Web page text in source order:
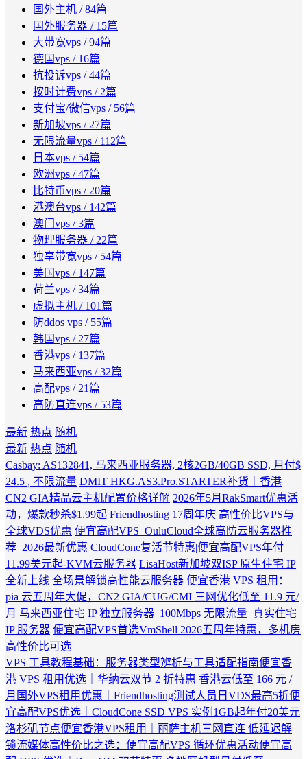
国外主机 / 84篇
国外服务器 / 15篇
大带宽vps / 94篇
德国vps / 16篇
抗投诉vps / 44篇
按时计费vps / 2篇
支付宝/微信vps / 56篇
新加坡vps / 27篇
无限流量vps / 112篇
日本vps / 54篇
欧洲vps / 47篇
比特币vps / 20篇
港澳台vps / 142篇
澳门vps / 3篇
物理服务器 / 22篇
独享带宽vps / 54篇
美国vps / 147篇
荷兰vps / 34篇
虚拟主机 / 101篇
防ddos vps / 55篇
韩国vps / 27篇
香港vps / 137篇
马来西亚vps / 32篇
高配vps / 21篇
高防直连vps / 53篇
最新 热点 随机
最新 热点 随机
Casbay: AS132841, 马来西亚服务器, 2核2GB/40GB SSD, 月付$
24.5 , 不限流量 DMIT HKG.AS3.Pro.STARTER补货｜香港
CN2 GIA精品云主机配置价格详解 2026年5月RakSmart优惠活
动，爆款秒杀$1.99起 Friendhosting 17周年庆 高性价比VPS与
全球VDS优惠 便宜高配VPS_OuluCloud全球高防云服务器推
荐_2026最新优惠 CloudCone复活节特惠|便宜高配VPS年付
11.99美元起-KVM云服务器 LisaHost新加坡双ISP 原生住宅 IP
全新上线 全场景解锁高性能云服务器 便宜香港 VPS 租用：
pia 云五周年大促，CN2 GIA/CUG/CMI 三网优化低至 11.9 元/
月 马来西亚住宅 IP 独立服务器_100Mbps 无限流量_真实住宅
IP 服务器 便宜高配VPS首选VmShell 2026五周年特惠，多机房
高性价比可选
VPS 工具教程基础：服务器类型辨析与工具适配指南便宜香
港 VPS 租用优选｜华纳云双节 2 折特惠 香港云低至 166 元 /
月 国外VPS租用优惠｜Friendhosting测试人员日VDS最高5折便
宜高配VPS优选｜CloudCone SSD VPS 实例1GB起年付20美元
洛杉矶节点便宜香港VPS租用｜丽萨主机三网直连 低延迟解
锁流媒体高性价比之选：便宜高配VPS 循环优惠活动便宜高